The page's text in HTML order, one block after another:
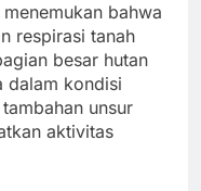
bahwa
respirasi tanah
besar hutan
dalam kondisi
unsur
aktivitas